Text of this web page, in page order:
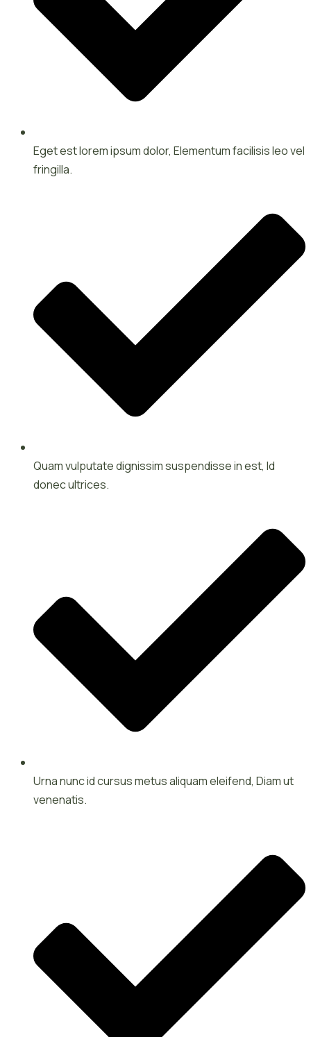
Eget est lorem ipsum dolor, Elementum facilisis leo vel
fringilla.
Quam vulputate dignissim suspendisse in est, Id
donec ultrices.
Urna nunc id cursus metus aliquam eleifend, Diam ut
venenatis.